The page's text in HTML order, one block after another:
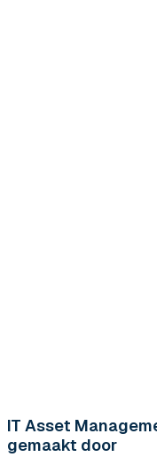
IT Asset
gemaakt door